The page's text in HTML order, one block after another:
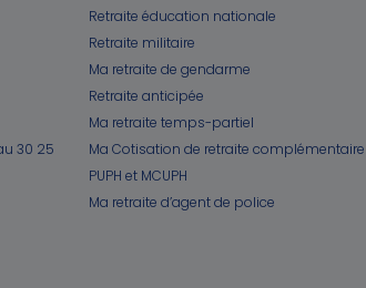
30 25
Retraite éducation nationale
Retraite militaire
Ma retraite de gendarme
Retraite anticipée
Ma retraite temps-partiel
Ma Cotisation de retraite complémentaire
PUPH et MCUPH
Ma retraite d’agent de police